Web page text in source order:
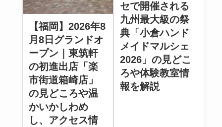
【福岡】2026年8
月8日グランドオ
ープン｜東筑軒
の初進出店「楽
市街道箱崎店」
の見どころや温
かいかしわめ
し、アクセス情
セで開催される
九州最大級の祭
典「小倉ハンド
メイドマルシェ
2026」の見どこ
ろや体験教室情
報を解説